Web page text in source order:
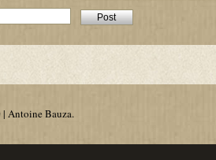
Antoine Bauza.